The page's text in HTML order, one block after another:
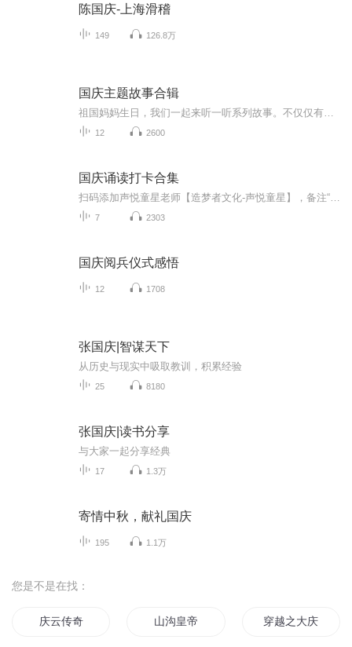
陈国庆-上海滑稽
149 126.8万
国庆主题故事合辑
12 2600
国庆诵读打卡合集
7 2303
国庆阅兵仪式感悟
12 1708
张国庆|智谋天下
从历史与现实中吸取教训，积累经验
25 8180
张国庆|读书分享
与大家一起分享经典
17 1.3万
寄情中秋，献礼国庆
195 1.1万
您是不是在找：
庆云传奇 山沟皇帝 穿越之大庆帝国